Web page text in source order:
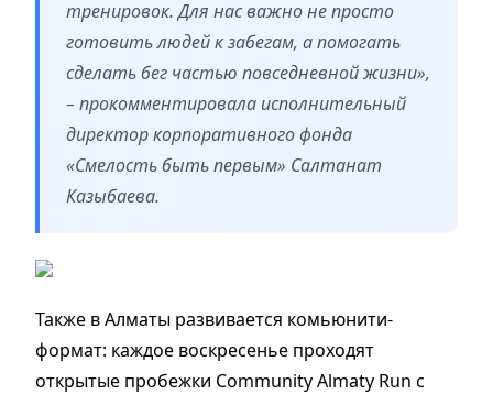
тренировок. Для нас важно не просто
готовить людей к забегам, а помогать
сделать бег частью повседневной жизни»,
– прокомментировала исполнительный
директор корпоративного фонда
«Смелость быть первым» Салтанат
Казыбаева.
Также в Алматы развивается комьюнити-
формат: каждое воскресенье проходят
открытые пробежки Community Almaty Run с